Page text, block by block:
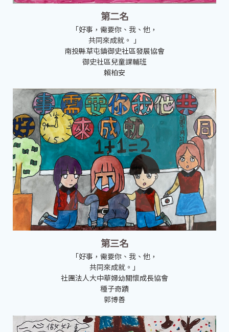
第二名
「好事，需要你、我、他，
共同來成就。 」
南投縣草屯鎮御史社區發展協會
御史社區兒童課輔班
賴柏安
第三名
「好事，需要你、我、他，
共同來成就。」
社團法人大中華婦幼關懷成長協會
種子奇蹟
郭博善